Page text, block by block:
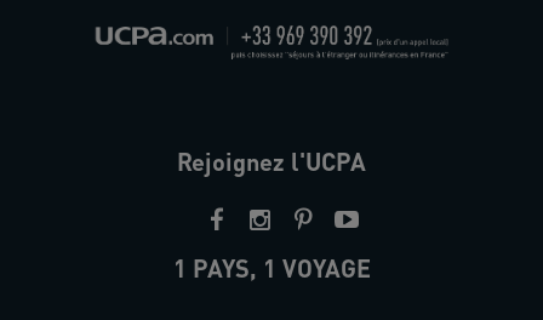
Rejoignez l'UCPA
1 PAYS, 1 VOYAGE